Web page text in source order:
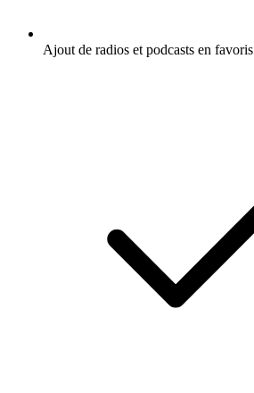
Ajout de radios et podcasts en favoris